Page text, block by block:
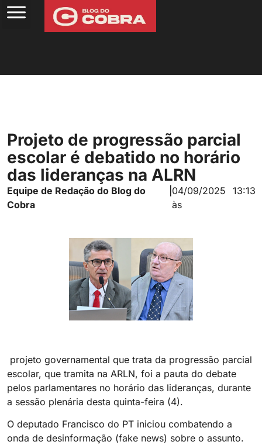
Projeto de progressão parcial
escolar é debatido no horário
das lideranças na ALRN
Equipe de Redação do Blog do
Cobra
04/09/2025
às
13:13
projeto governamental que trata da progressão parcial
escolar, que tramita na ARLN, foi a pauta do debate
pelos parlamentares no horário das lideranças, durante
a sessão plenária desta quinta-feira (4).
O deputado Francisco do PT iniciou combatendo a
onda de desinformação (fake news) sobre o assunto.